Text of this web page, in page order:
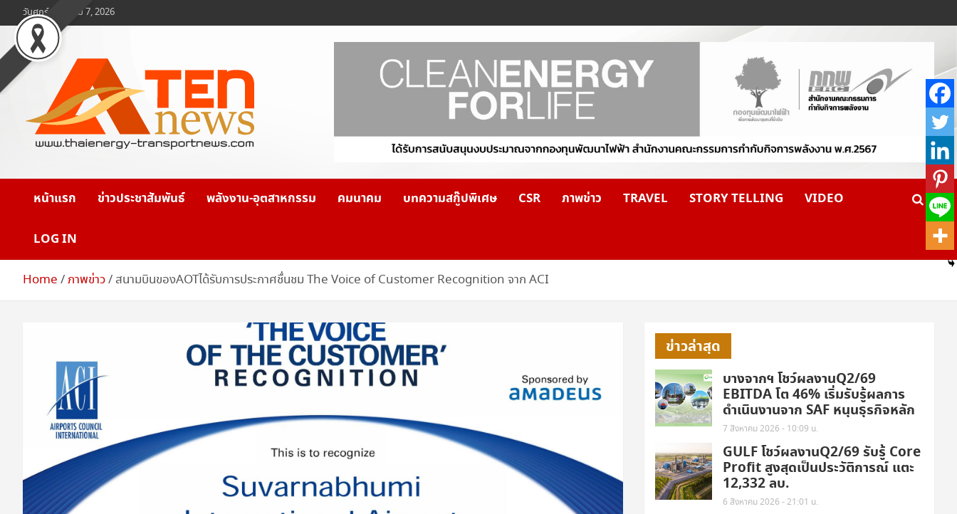
to
content
วันศุกร์, สิงหาคม 7, 2026
www.ten-news.com
หน้าแรก ข่าวประชาสัมพันธ์ พลังงาน-อุตสาหกรรม คมนาคม บทความสกู๊ปพิเศษ CSR ภาพข่าว TRAVEL STORY TELLING VIDEO
LOG IN
Home ภาพข่าว สนามบินของAOTได้รับการประกาศชื่นชม The Voice of Customer Recognition จาก ACI
ข่าวล่าสุด
บางจากฯ โชว์ผลงานQ2/69
EBITDA โต 46% เริ่มรับรู้ผลการ
ดำเนินงานจาก SAF หนุนธุรกิจหลัก
7 สิงหาคม 2026 - 10:09 น.
GULF โชว์ผลงานQ2/69 รับรู้ Core
Profit สูงสุดเป็นประวัติการณ์ แตะ
12,332 ลบ.
6 สิงหาคม 2026 - 21:01 น.